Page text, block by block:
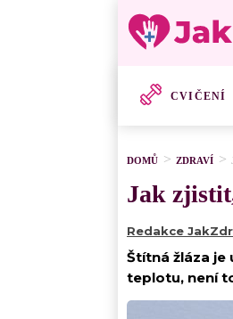
CVIČENÍ
DOMŮ ZDRAVÍ
Jak
Redakce
Štítná žláza je
teplotu, není